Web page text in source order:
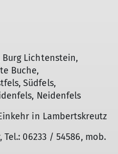
Burg Lichtenstein,
Buche,
Südfels,
Neidenfels
in Lambertskreutz
06233 / 54586, mob.